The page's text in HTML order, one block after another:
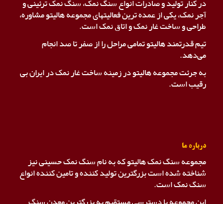
در کنار تولید و صادرات انواع سنگ نمک، سنگ نمک ترئینی و
آجر نمک، یکی از عمده ترین فعالیتهای مجموعه هالیتو مشاوره،
طراحی و ساخت غار نمک و اتاق نمک است.
تیم قدرتمند هالیتو تمامی مراحل را از صفر تا صد انجام
می‌دهد.
به جرئت مجموعه هالیتو در زمینه ساخت غار نمک در ایران بی
رقیب است.
درباره ما
مجموعه سنگ نمک هالیتو که به نام سنگ نمک حسینی نیز
شناخته شده است بزرگترین تولید کننده و تامین کننده انواع
سنگ نمک است.